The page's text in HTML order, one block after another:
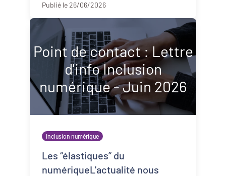
centres-villes
Dynamiques territoriales pour l’emploi
Transitions
gouverne ...
Publié le 26/06/2026
Point de contact : Lettre
d'info Inclusion
numérique - Juin 2026
Inclusion numérique
Les “élastiques” du
numériqueL'actualité nous